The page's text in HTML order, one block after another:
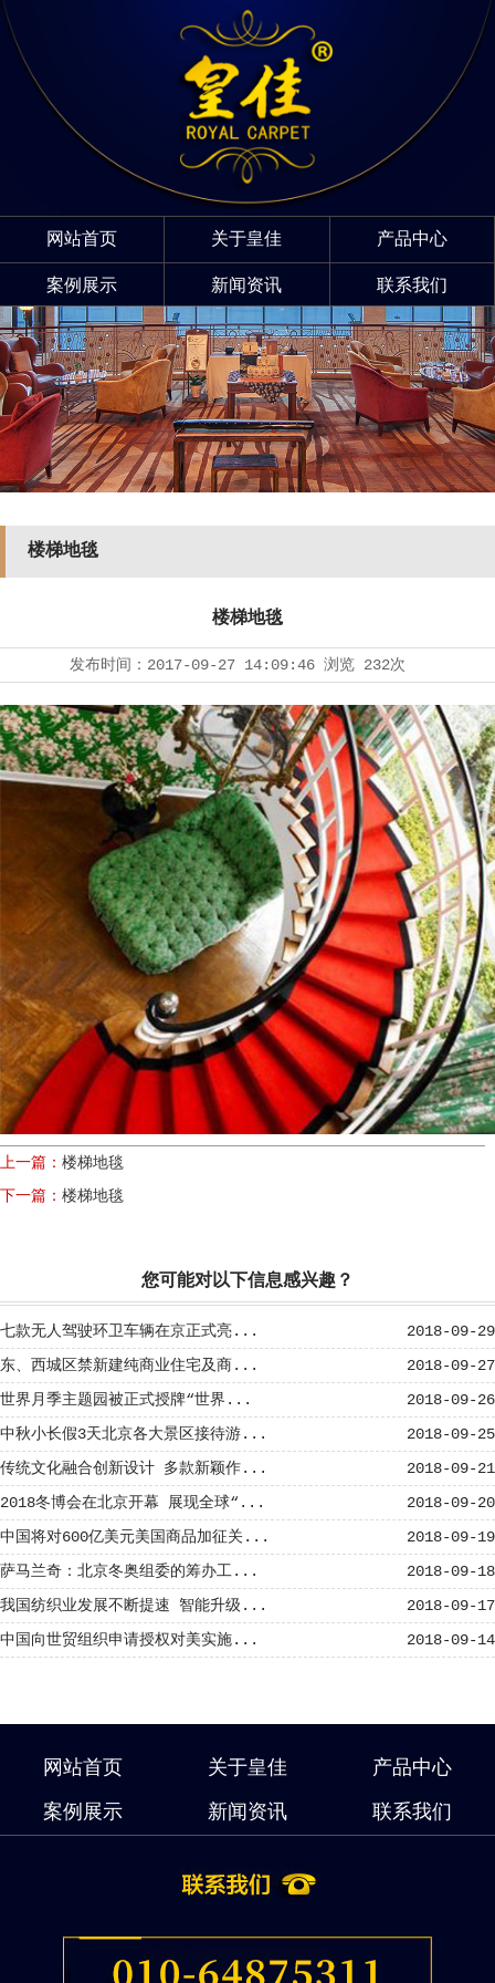
网站首页 关于皇佳 产品中心
案例展示 新闻资讯 联系我们
楼梯地毯
楼梯地毯
发布时间： 2017-09-27 14:09:46 浏览 232次
上一篇： 楼梯地毯
下一篇： 楼梯地毯
您可能对以下信息感兴趣？
2018-09-29
七款无人驾驶环卫车辆在京正式亮...
2018-09-27
东、西城区禁新建纯商业住宅及商...
2018-09-26
世界月季主题园被正式授牌“世界...
2018-09-25
中秋小长假3天北京各大景区接待游...
2018-09-21
传统文化融合创新设计 多款新颖作...
2018-09-20
2018冬博会在北京开幕 展现全球“...
2018-09-19
中国将对600亿美元美国商品加征关...
2018-09-18
萨马兰奇：北京冬奥组委的筹办工...
2018-09-17
我国纺织业发展不断提速 智能升级...
2018-09-14
中国向世贸组织申请授权对美实施...
网站首页 关于皇佳
产品中心
案例展示
新闻资讯 联系我们